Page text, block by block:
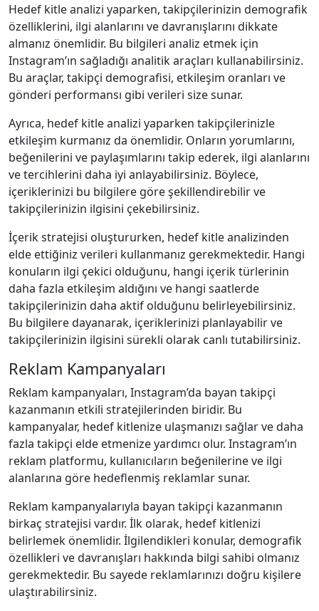
Hedef kitle analizi yaparken, takipçilerinizin demografik
özelliklerini, ilgi alanlarını ve davranışlarını dikkate
almanız önemlidir. Bu bilgileri analiz etmek için
Instagram’ın sağladığı analitik araçları kullanabilirsiniz.
Bu araçlar, takipçi demografisi, etkileşim oranları ve
gönderi performansı gibi verileri size sunar.
Ayrıca, hedef kitle analizi yaparken takipçilerinizle
etkileşim kurmanız da önemlidir. Onların yorumlarını,
beğenilerini ve paylaşımlarını takip ederek, ilgi alanlarını
ve tercihlerini daha iyi anlayabilirsiniz. Böylece,
içeriklerinizi bu bilgilere göre şekillendirebilir ve
takipçilerinizin ilgisini çekebilirsiniz.
İçerik stratejisi oluştururken, hedef kitle analizinden
elde ettiğiniz verileri kullanmanız gerekmektedir. Hangi
konuların ilgi çekici olduğunu, hangi içerik türlerinin
daha fazla etkileşim aldığını ve hangi saatlerde
takipçilerinizin daha aktif olduğunu belirleyebilirsiniz.
Bu bilgilere dayanarak, içeriklerinizi planlayabilir ve
takipçilerinizin ilgisini sürekli olarak canlı tutabilirsiniz.
Reklam Kampanyaları
Reklam kampanyaları, Instagram’da bayan takipçi
kazanmanın etkili stratejilerinden biridir. Bu
kampanyalar, hedef kitlenize ulaşmanızı sağlar ve daha
fazla takipçi elde etmenize yardımcı olur. Instagram’ın
reklam platformu, kullanıcıların beğenilerine ve ilgi
alanlarına göre hedeflenmiş reklamlar sunar.
Reklam kampanyalarıyla bayan takipçi kazanmanın
birkaç stratejisi vardır. İlk olarak, hedef kitlenizi
belirlemek önemlidir. İlgilendikleri konular, demografik
özellikleri ve davranışları hakkında bilgi sahibi olmanız
gerekmektedir. Bu sayede reklamlarınızı doğru kişilere
ulaştırabilirsiniz.